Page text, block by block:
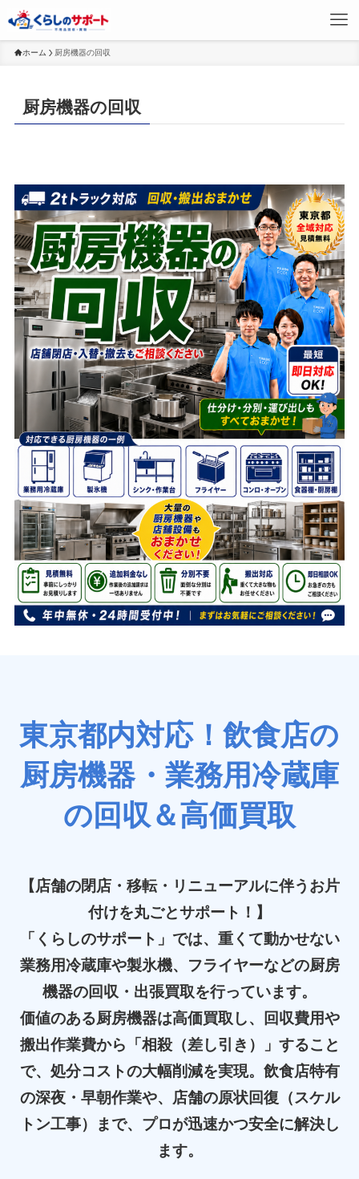
ホーム 厨房機器の回収
厨房機器の回収
東京都内対応！飲食店の
厨房機器・業務用冷蔵庫
の回収＆高価買取
【店舗の閉店・移転・リニューアルに伴うお片
付けを丸ごとサポート！】
「くらしのサポート」では、重くて動かせない
業務用冷蔵庫や製氷機、フライヤーなどの厨房
機器の回収・出張買取を行っています。
価値のある厨房機器は高価買取し、回収費用や
搬出作業費から「相殺（差し引き）」すること
で、処分コストの大幅削減を実現。飲食店特有
の深夜・早朝作業や、店舗の原状回復（スケル
トン工事）まで、プロが迅速かつ安全に解決し
ます。